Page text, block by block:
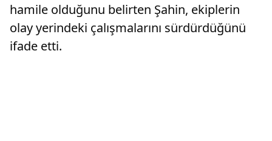
hamile olduğunu belirten Şahin, ekiplerin
olay yerindeki çalışmalarını sürdürdüğünü
ifade etti.